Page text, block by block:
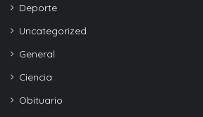
Deporte
Uncategorized
General
Ciencia
Obituario